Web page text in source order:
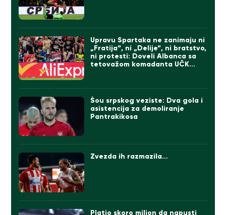
Upravu Spartaka ne zanimaju ni
„Fratija“, ni „Delije“, ni bratstvo,
ni protesti: Doveli Albanca sa
tetovažom komadanta UČK
Šou srpskog veziste: Dva gola i
asistencija za demoliranje
Pantrakikosa
Zvezda ih razmazila…
Platio skoro milion da napusti